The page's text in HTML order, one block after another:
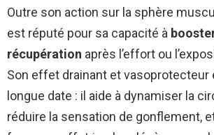
Outre son action sur la sphère
est réputé pour sa capacité à
récupération après l’effort ou
Son effet drainant et vasoprotecteur
longue date : il aide à dynamiser la
réduire la sensation de gonflement,